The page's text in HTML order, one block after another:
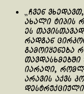
„ჩვენ
ახალი ტიპის
ეს
რადგან
გამოიყენება
თავდასხმებში
იარაღი,
არავის აქვს